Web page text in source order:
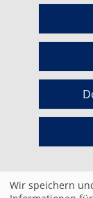
Wir speichern